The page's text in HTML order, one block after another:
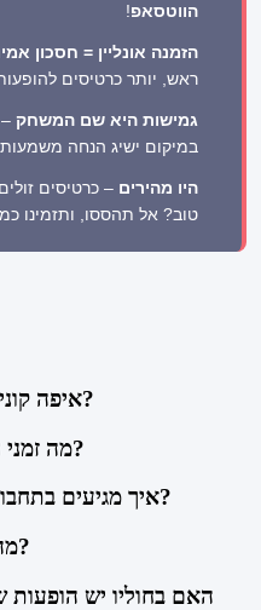
הווטסאפ!
הזמנה אונליין = חסכון
ראש, יותר כרטיסים
גמישות היא שם המשחק
במיקום ישיג הנחה
היו מהירים – כרטיסים
טוב? אל תהססו, ותזמינו
איפה קונים כרטיסים להופעות במרכז?
מה זמני ההגעה המומלצים להופעות?
איך מגיעים בתחבורה ציבורית להופעות במרכז?
מה המדיניות לביטול כרטיסים?
האם בחוליו יש הופעות